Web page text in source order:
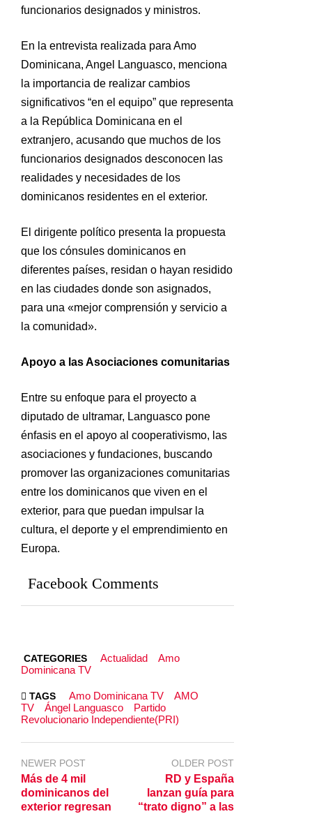
funcionarios designados y ministros.
En la entrevista realizada para Amo
Dominicana, Angel Languasco, menciona
la importancia de realizar cambios
significativos “en el equipo” que representa
a la República Dominicana en el
extranjero, acusando que muchos de los
funcionarios designados desconocen las
realidades y necesidades de los
dominicanos residentes en el exterior.
El dirigente político presenta la propuesta
que los cónsules dominicanos en
diferentes países, residan o hayan residido
en las ciudades donde son asignados,
para una «mejor comprensión y servicio a
la comunidad».
Apoyo a las Asociaciones comunitarias
Entre su enfoque para el proyecto a
diputado de ultramar, Languasco pone
énfasis en el apoyo al cooperativismo, las
asociaciones y fundaciones, buscando
promover las organizaciones comunitarias
entre los dominicanos que viven en el
exterior, para que puedan impulsar la
cultura, el deporte y el emprendimiento en
Europa.
Facebook Comments
CATEGORIES Actualidad
Amo
Dominicana TV
TAGS Amo Dominicana TV
AMO
TV
Ángel Languasco
Partido
Revolucionario Independiente(PRI)
NEWER POST
Más de 4 mil
dominicanos del
exterior regresan
OLDER POST
RD y España
lanzan guía para
“trato digno” a las